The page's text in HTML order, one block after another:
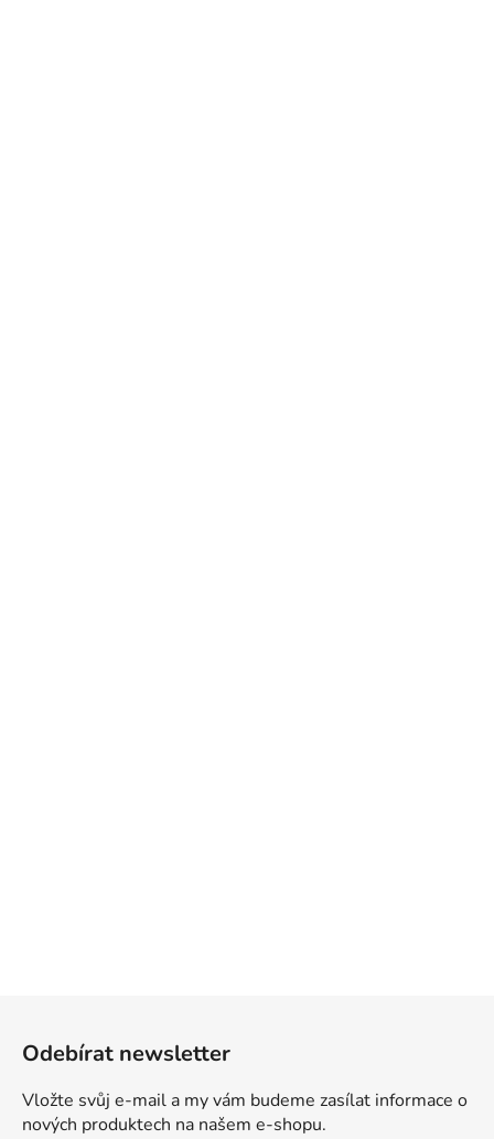
Odebírat newsletter
Vložte svůj e-mail a my vám budeme zasílat informace o
nových produktech na našem e-shopu.